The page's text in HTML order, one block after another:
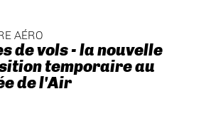
AÉRO
de vols - la nouvelle
temporaire au
de l'Air